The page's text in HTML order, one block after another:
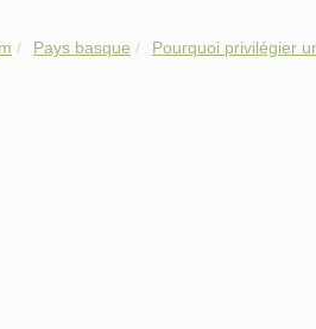
Pays basque Pourquoi privilégier